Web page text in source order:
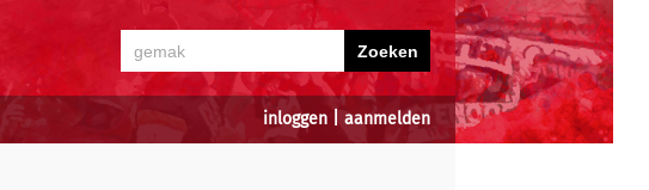
inloggen aanmelden